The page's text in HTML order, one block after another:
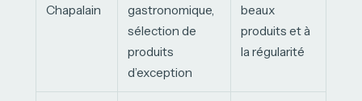
Chapalain
gastronomique,
sélection de
produits
d’exception
beaux
produits et à
la régularité